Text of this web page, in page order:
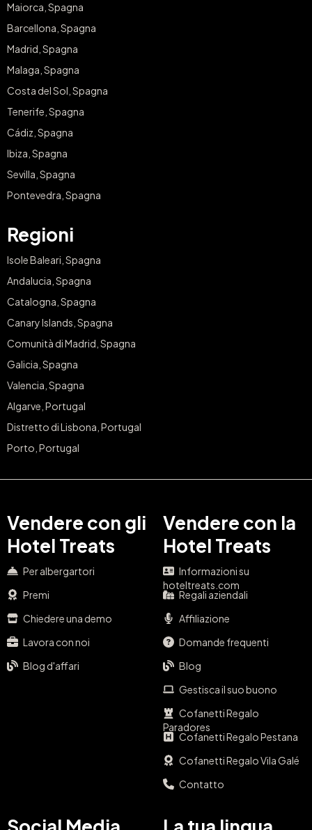
Maiorca, Spagna
Barcellona, Spagna
Madrid, Spagna
Malaga, Spagna
Costa del Sol, Spagna
Tenerife, Spagna
Cádiz, Spagna
Ibiza, Spagna
Sevilla, Spagna
Pontevedra, Spagna
Regioni
Isole Baleari, Spagna
Andalucia, Spagna
Catalogna, Spagna
Canary Islands, Spagna
Comunità di Madrid, Spagna
Galicia, Spagna
Valencia, Spagna
Algarve, Portugal
Distretto di Lisbona, Portugal
Porto, Portugal
Vendere con gli
Hotel Treats
Per albergartori
Premi
Chiedere una demo
Lavora con noi
Blog d'affari
Vendere con la
Hotel Treats
Informazioni su
hoteltreats.com
Regali aziendali
Affiliazione
Domande frequenti
Blog
Gestisca il suo buono
Cofanetti Regalo
Paradores
Cofanetti Regalo Pestana
Cofanetti Regalo Vila Galé
Contatto